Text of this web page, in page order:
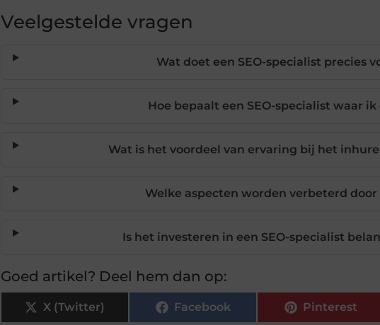
Veelgestelde vragen
Wat doet een SEO-specialist precies
Hoe bepaalt een SEO-specialist waar
Wat is het voordeel van ervaring bij het
Welke aspecten worden verbeterd door
Is het investeren in een SEO-specialist
Goed artikel? Deel hem dan op:
X (Twitter) Facebook Pinterest